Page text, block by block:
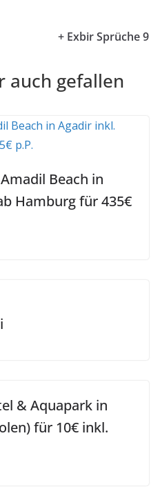
+ Exbir Sprüche 9
auch gefallen
Beach in
Hamburg für 435€
& Aquapark in
für 10€ inkl.